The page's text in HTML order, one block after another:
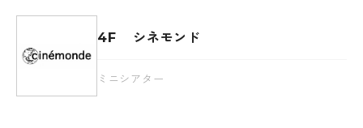
4F シネモンド
ミニシアター